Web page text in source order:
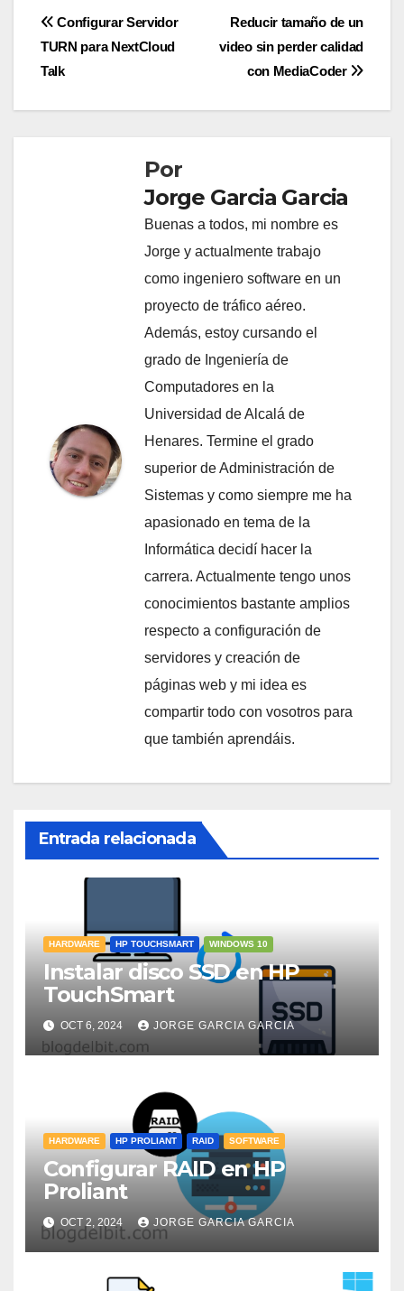
Navegación
de
entradas
Reducir tamaño de un
video sin perder calidad
con MediaCoder
Configurar Servidor
TURN para NextCloud
Talk
Por
Jorge Garcia Garcia
Buenas a todos, mi nombre es
Jorge y actualmente trabajo
como ingeniero software en un
proyecto de tráfico aéreo.
Además, estoy cursando el
grado de Ingeniería de
Computadores en la
Universidad de Alcalá de
Henares. Termine el grado
superior de Administración de
Sistemas y como siempre me ha
apasionado en tema de la
Informática decidí hacer la
carrera. Actualmente tengo unos
conocimientos bastante amplios
respecto a configuración de
servidores y creación de
páginas web y mi idea es
compartir todo con vosotros para
que también aprendáis.
Entrada relacionada
HARDWARE HP TOUCHSMART WINDOWS 10
Instalar disco SSD en HP
TouchSmart
OCT 6, 2024 JORGE GARCIA GARCIA
HARDWARE HP PROLIANT RAID SOFTWARE
Configurar RAID en HP
Proliant
OCT 2, 2024 JORGE GARCIA GARCIA